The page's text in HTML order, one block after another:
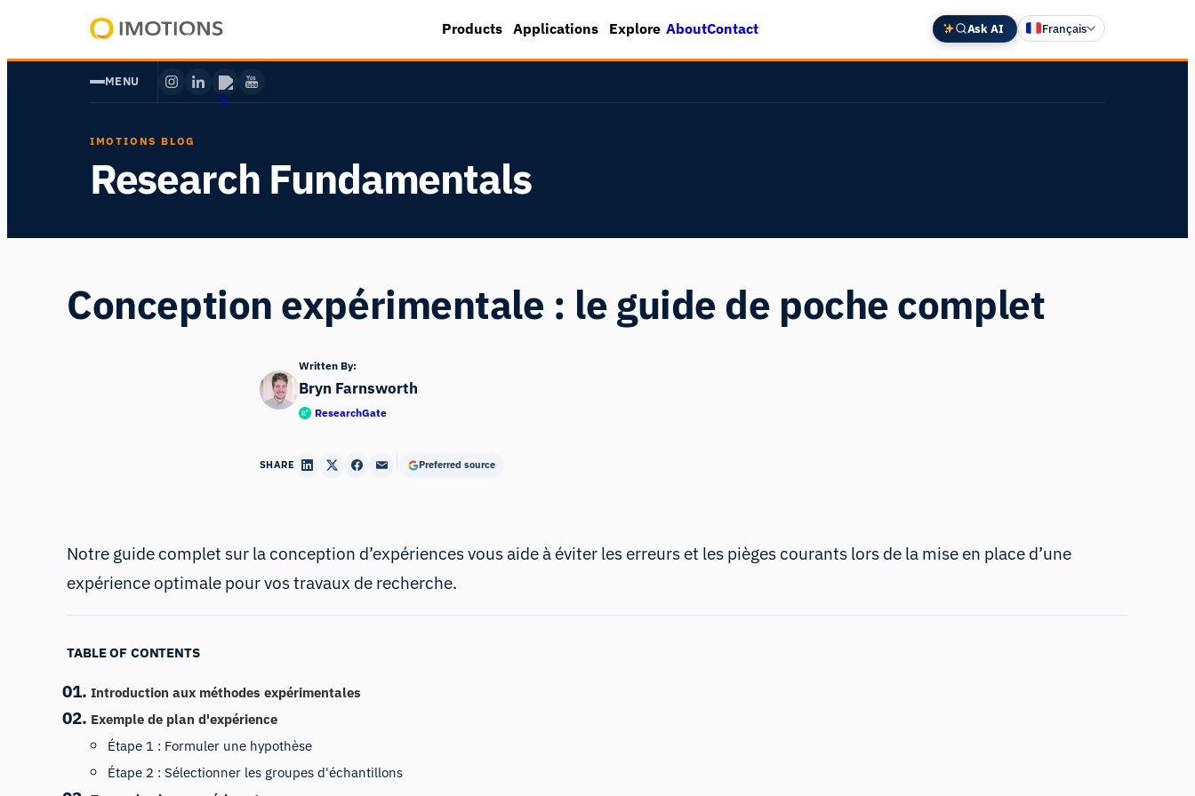
contenu
Human
Products Applications Explore AboutContact Ask AI Français
English
MENU
IMOTIONS BLOG
Research Fundamentals
Conception expérimentale : le guide de poche complet
Written By:
Bryn Farnsworth
ResearchGate
SHARE Preferred source
Notre guide complet sur la conception d’expériences vous aide à éviter les erreurs et les pièges courants lors de la mise en place d’une
expérience optimale pour vos travaux de recherche.
TABLE OF CONTENTS
Introduction aux méthodes expérimentales
Exemple de plan d'expérience
Étape 1 : Formuler une hypothèse
Étape 2 : Sélectionner les groupes d'échantillons